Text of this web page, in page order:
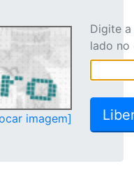
imagem]
Digite
lado no